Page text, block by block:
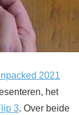
2021
het
3. Over beide